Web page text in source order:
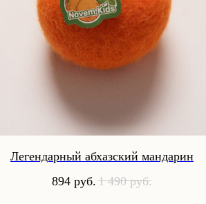
Легендарный абхазский мандарин
894 руб. 1 490 руб.